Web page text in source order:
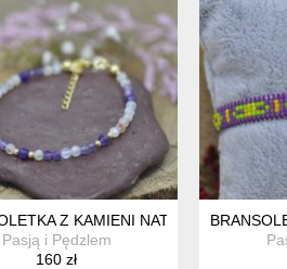
Z KAMIENI NATURALNYCH -
Pasją i Pędzlem
160 zł